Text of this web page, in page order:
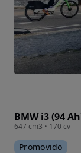
BMW i3 (94
647 cm3 • 170 cv
Promovido